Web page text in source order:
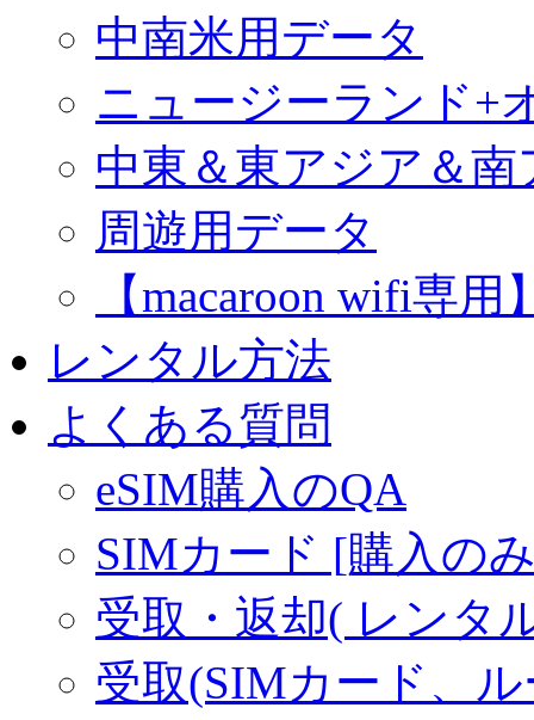
中南米用データ
ニュージーランド+
中東＆東アジア＆
周遊用データ
【macaroon wifi専
レンタル方法
よくある質問
eSIM購入のQA
SIMカード [購入の
受取・返却( レンタ
受取(SIMカード、